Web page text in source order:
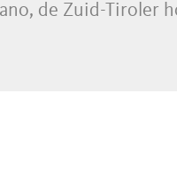
de Zuid-Tiroler